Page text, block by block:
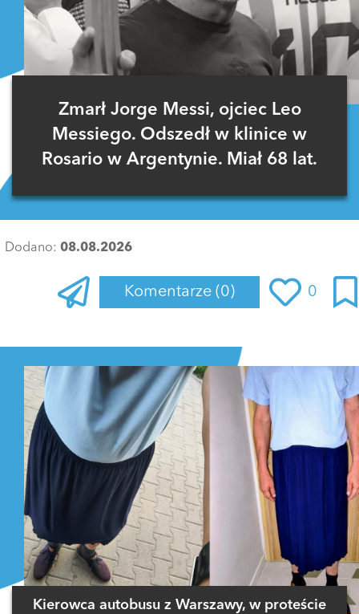
Zmarł Jorge Messi, ojciec Leo
Messiego. Odszedł w klinice w
Rosario w Argentynie. Miał 68 lat.
Dodano: 08.08.2026
Komentarze (0) 0
Kierowca autobusu z Warszawy, w proteście